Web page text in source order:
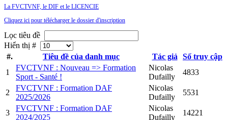
La FVCTVNF, le DIF et le LICENCIE
Cliquez ici pour télécharger le dossier d'inscription
Lọc tiêu đề
Hiển thị #
#.
Tiêu đề của danh mục Tác giả
Số truy cập
1
FVCTVNF : Nouveau => Formation
Sport - Santé !
Nicolas
Dufailly
4833
2
FVCTVNF : Formation DAF
2025/2026
Nicolas
Dufailly
5531
3
FVCTVNF : Formation DAF
2024/2025
Nicolas
Dufailly
14221